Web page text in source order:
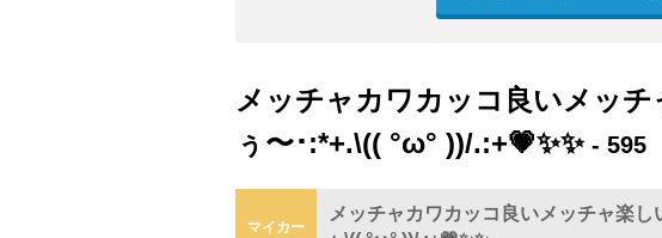
メッチャカワカッコ良いメッ
ぅ〜･:*+.\(( °ω° ))/.:+💗✨✨- 595
マイカー
メッチャカワカッコ良いメッチャ楽し